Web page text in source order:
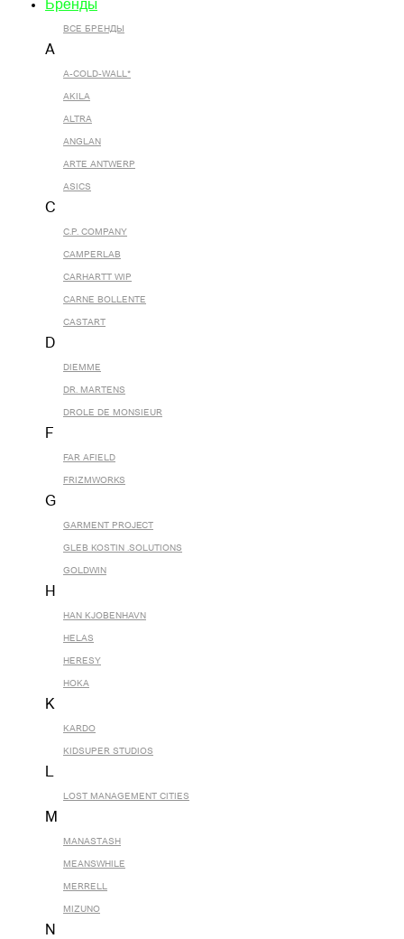
Бренды
ВСЕ БРЕНДЫ
A
A-COLD-WALL*
AKILA
ALTRA
ANGLAN
ARTE ANTWERP
ASICS
C
C.P. COMPANY
CAMPERLAB
CARHARTT WIP
CARNE BOLLENTE
CASTART
D
DIEMME
DR. MARTENS
DROLE DE MONSIEUR
F
FAR AFIELD
FRIZMWORKS
G
GARMENT PROJECT
GLEB KOSTIN .SOLUTIONS
GOLDWIN
H
HAN KJOBENHAVN
HELAS
HERESY
HOKA
K
KARDO
KIDSUPER STUDIOS
L
LOST MANAGEMENT CITIES
M
MANASTASH
MEANSWHILE
MERRELL
MIZUNO
N